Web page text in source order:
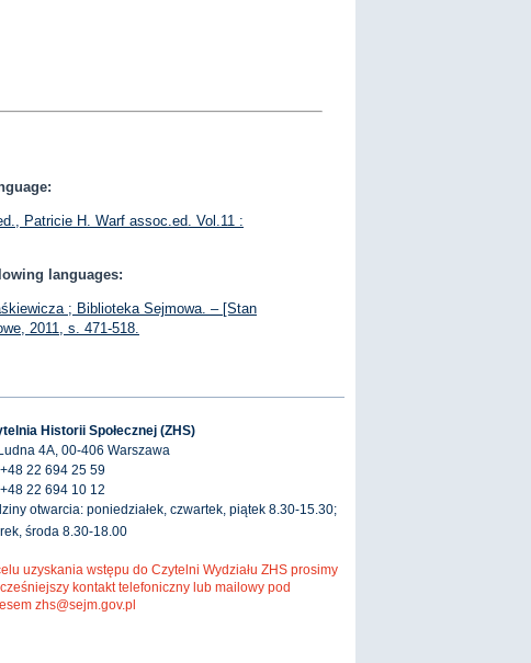
Patricie H. Warf assoc.ed. Vol.11 :
languages:
; Biblioteka Sejmowa. – [Stan
2011, s. 471-518.
Historii Społecznej (ZHS)
4A, 00-406 Warszawa
22 694 25 59
22 694 10 12
otwarcia: poniedziałek, czwartek, piątek 8.30-15.30;
środa 8.30-18.00
uzyskania wstępu do Czytelni Wydziału ZHS prosimy
kontakt telefoniczny lub mailowy pod
zhs@sejm.gov.pl